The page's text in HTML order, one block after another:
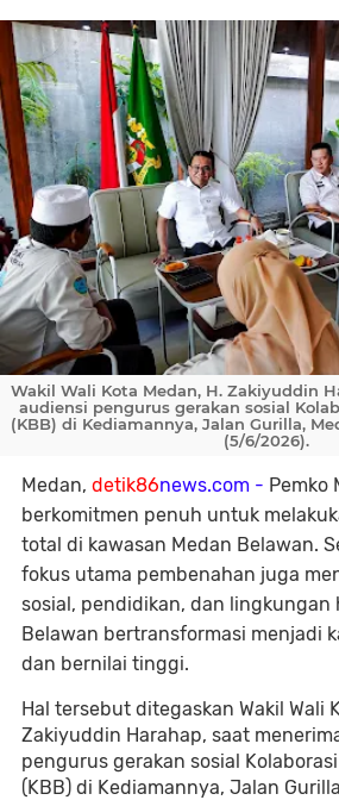
Wakil Wali Kota Medan, H. Zakiyuddin
audiensi pengurus gerakan sosial
(KBB) di Kediamannya, Jalan Gurilla,
(5/6/2026).
Medan, detik86news.com - Pemko
berkomitmen penuh untuk
total di kawasan Medan Belawan.
fokus utama pembenahan juga
sosial, pendidikan, dan lingkungan
Belawan bertransformasi menjadi
dan bernilai tinggi.
Hal tersebut ditegaskan Wakil Wali
Zakiyuddin Harahap, saat
pengurus gerakan sosial
(KBB) di Kediamannya, Jalan